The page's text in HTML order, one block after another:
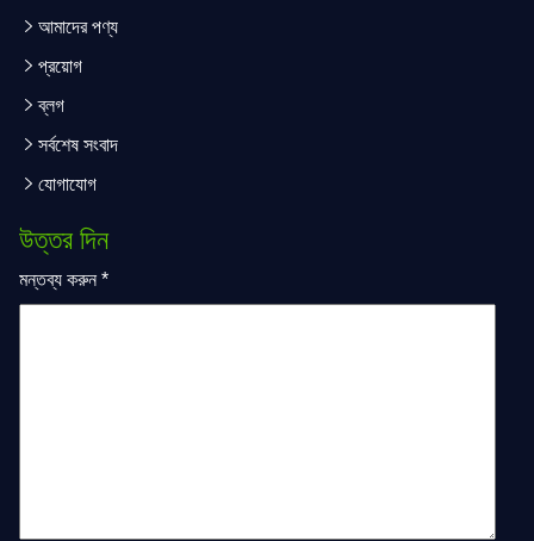
আমাদের পণ্য
প্রয়োগ
ব্লগ
সর্বশেষ সংবাদ
যোগাযোগ
উত্তর দিন
মন্তব্য করুন*